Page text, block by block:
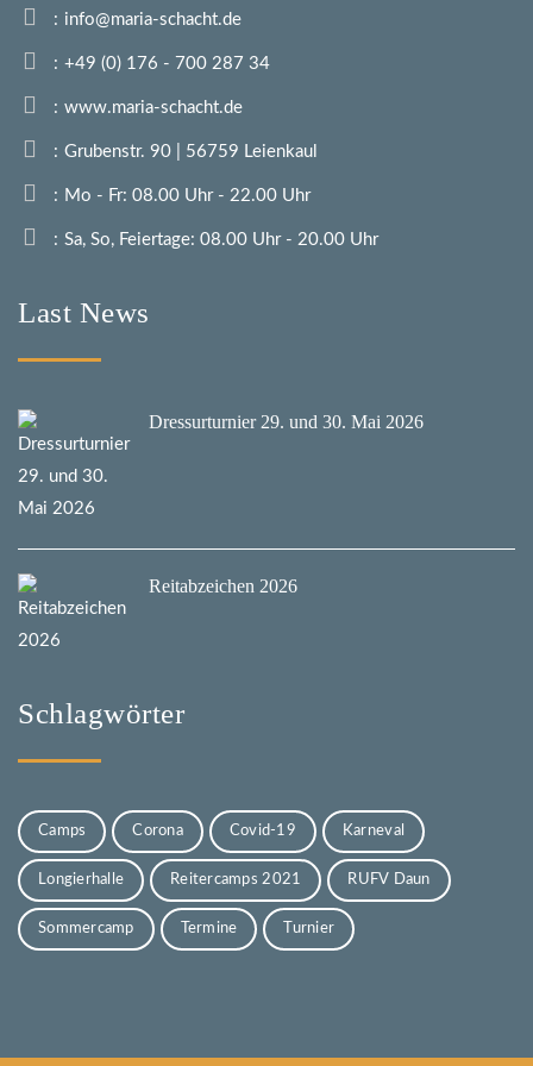
info@maria-schacht.de
+49 (0) 176 - 700 287 34
www.maria-schacht.de
Grubenstr. 90 | 56759 Leienkaul
Mo - Fr: 08.00 Uhr - 22.00 Uhr
Sa, So, Feiertage: 08.00 Uhr - 20.00 Uhr
Last News
Dressurturnier 29. und 30. Mai 2026
Reitabzeichen 2026
Schlagwörter
Camps Corona Covid-19 Karneval
Longierhalle Reitercamps 2021 RUFV Daun
Sommercamp Termine Turnier